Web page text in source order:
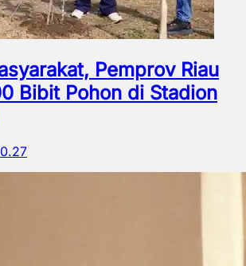
Pemprov Riau
Bibit Pohon di Stadion